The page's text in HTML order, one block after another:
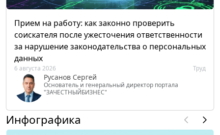
Прием на работу: как законно проверить
соискателя после ужесточения ответственности
за нарушение законодательства о персональных
данных
6 августа 2026 Труд
Русанов Сергей
Основатель и генеральный директор портала
"ЗАЧЕСТНЫЙБИЗНЕС"
Инфографика